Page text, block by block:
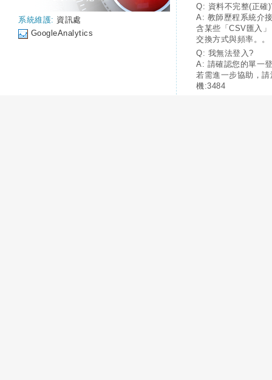
系統維護: 資訊處
GoogleAnalytics
Q: 資料不完整(正確
A: 教師歷程系統介
含某些「CSV匯入
交換方式與頻率。。
Q: 我無法登入?
A: 請確認您的單一
若需進一步協助，
機:3484